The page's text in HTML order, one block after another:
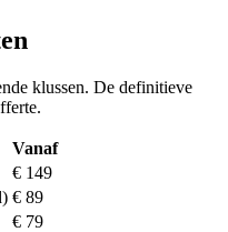
klussen. De definitieve
Vanaf
€ 149
€ 89
€ 79